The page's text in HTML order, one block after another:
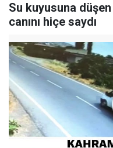
Su kuyusuna
canını hiçe saydı